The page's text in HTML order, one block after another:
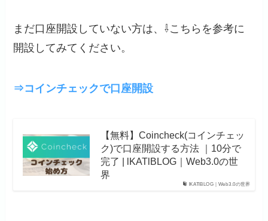
まだ口座開設していない方は、⇩こちらを参考に
開設してみてください。
⇒コインチェックで口座開設
lKATlBLOG｜Web3.0の世界
【無料】Coincheck(コインチェッ
ク)で口座開設する方法 ｜10分で
完了 | lKATlBLOG｜Web3.0の世
界